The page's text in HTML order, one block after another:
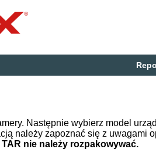
Następnie wybierz model
należy zapoznać się z uwagami
nie należy rozpakowywać.